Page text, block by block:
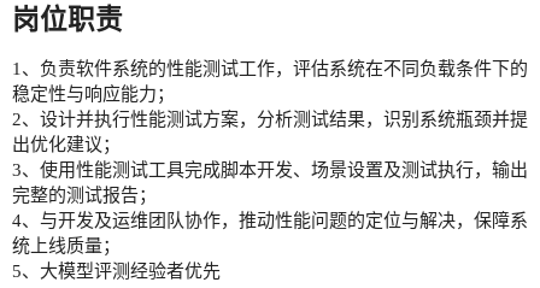
岗位职责
1、负责软件系统的性能测试工作，评估系统在不同负载条件下的
稳定性与响应能力；
2、设计并执行性能测试方案，分析测试结果，识别系统瓶颈并提
出优化建议；
3、使用性能测试工具完成脚本开发、场景设置及测试执行，输出
完整的测试报告；
4、与开发及运维团队协作，推动性能问题的定位与解决，保障系
统上线质量；
5、大模型评测经验者优先